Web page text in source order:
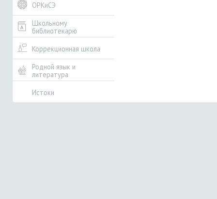
ОРКиСЭ
Школьному
библиотекарю
Коррекционная школа
Родной язык и
литература
Истоки